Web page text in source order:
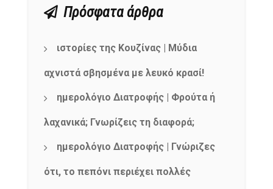
Πρόσφατα άρθρα
ιστορίες της Κουζίνας | Μύδια
αχνιστά σβησμένα με λευκό κρασί!
ημερολόγιο Διατροφής | Φρούτα ή
λαχανικά; Γνωρίζεις τη διαφορά;
ημερολόγιο Διατροφής | Γνώριζες
ότι, το πεπόνι περιέχει πολλές